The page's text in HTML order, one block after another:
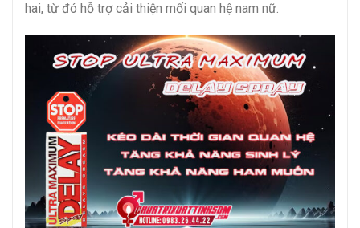
hai, từ đó hỗ trợ cải thiện mối quan hệ nam nữ.